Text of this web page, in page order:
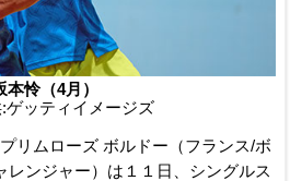
本怜（4月）
ゲッティイメージズ
リムローズ ボルドー（フランス/ボ
レンジャー）は１１日、シングルス